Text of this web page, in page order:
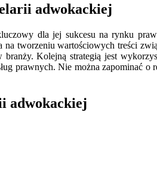
adwokackiej
dla jej sukcesu na rynku
tworzeniu wartościowych treści
Kolejną strategią jest
prawnych. Nie można zapominać
adwokackiej